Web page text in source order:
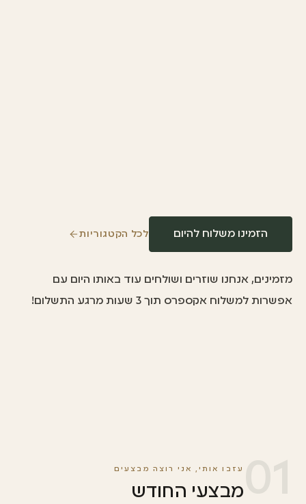
מזמינים, אנחנו שוזרים ושולחים עוד באותו היום עם
אפשרות למשלוח אקספרס תוך 3 שעות מרגע התשלום!
הזמינו משלוח להיום לכל הקטגוריות
עזבו אותי, אני רוצה מבצעים
מבצעי החודש